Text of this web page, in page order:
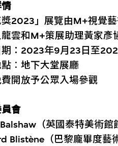
獎2023」展覽由M+視覺
雲和M+策展助理黃家彥
：2023年9月23日至
︰地下大堂展廳
開放予公眾入場參觀
會
（英國泰特美術館
Blistène（巴黎龐畢度藝